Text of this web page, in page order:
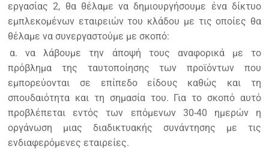
εργασίας 2, θα θέλαμε να δημιουργήσουμε ένα δίκτυο
εμπλεκομένων εταιρειών του κλάδου με τις οποίες θα
θέλαμε να συνεργαστούμε με σκοπό:
α. να λάβουμε την άποψή τους αναφορικά με το
πρόβλημα της ταυτοποίησης των προϊόντων που
εμπορεύονται σε επίπεδο είδους καθώς και τη
σπουδαιότητα και τη σημασία του. Για το σκοπό αυτό
προβλέπεται εντός των επόμενων 30-40 ημερών η
οργάνωση μιας διαδικτυακής συνάντησης με τις
ενδιαφερόμενες εταιρείες.